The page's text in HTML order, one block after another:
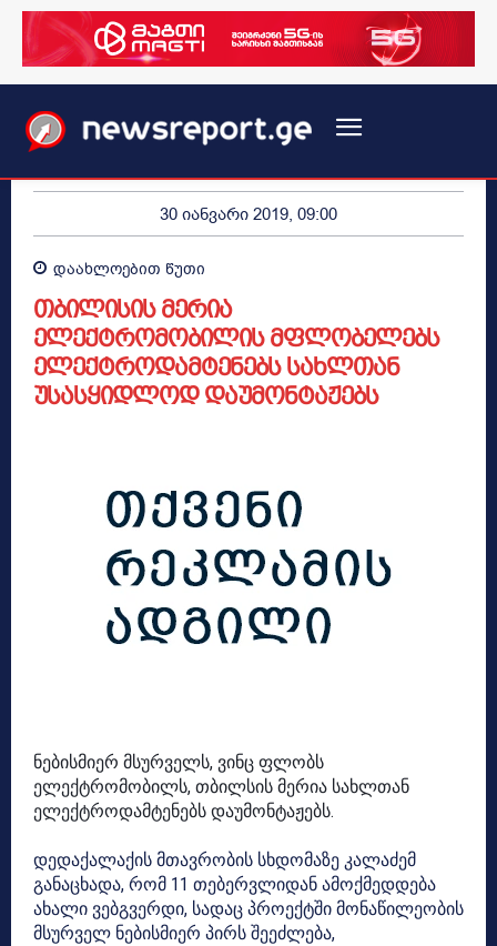
30 იანვარი 2019, 09:00
დაახლოებით წუთი
თბილისის მერია
ელექტრომობილის მფლობელებს
ელექტროდამტენებს სახლთან
უსასყიდლოდ დაუმონტაჟებს
ნებისმიერ მსურველს, ვინც ფლობს
ელექტრომობილს, თბილსის მერია სახლთან
ელექტროდამტენებს დაუმონტაჟებს.
დედაქალაქის მთავრობის სხდომაზე კალაძემ
განაცხადა, რომ 11 თებერვლიდან ამოქმედდება
ახალი ვებგვერდი, სადაც პროექტში მონაწილეობის
მსურველ ნებისმიერ პირს შეეძლება,